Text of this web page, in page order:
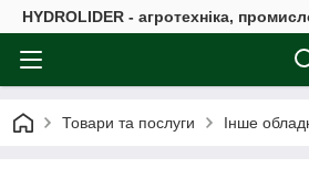
HYDROLIDER - агротехніка,
Товари та послуги Інше